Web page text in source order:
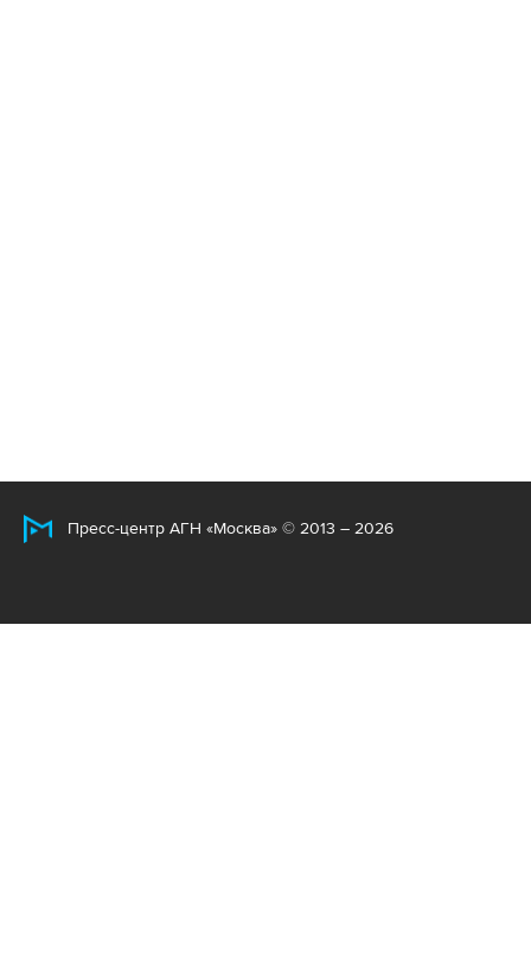
Пресс-центр АГН «Москва» © 2013 – 2026